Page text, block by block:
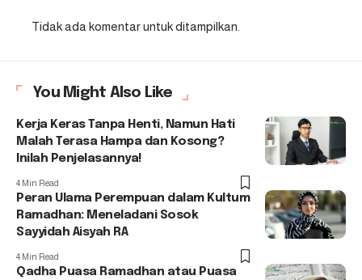
Tidak ada komentar untuk ditampilkan.
You Might Also Like
Kerja Keras Tanpa Henti, Namun Hati
Malah Terasa Hampa dan Kosong?
Inilah Penjelasannya!
4 Min Read
Peran Ulama Perempuan dalam Kultum
Ramadhan: Meneladani Sosok
Sayyidah Aisyah RA
4 Min Read
Qadha Puasa Ramadhan atau Puasa